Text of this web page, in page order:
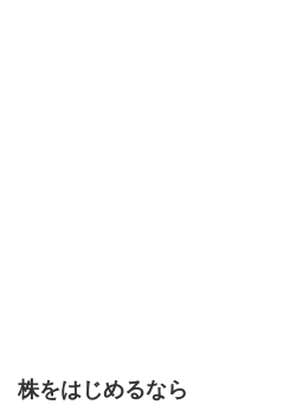
株をはじめるなら